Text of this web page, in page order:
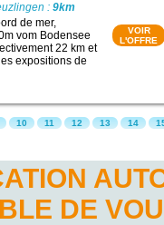
:9km
de mer,
vom Bodensee
22 km et
expositions de
VOIR
L'OFFRE
10 11 12 13 14
DE